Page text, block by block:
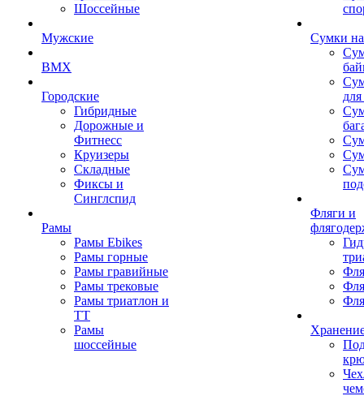
Шоссейные
Мужские
BMX
Городские
Гибридные
Дорожные и
Фитнесс
Круизеры
Складные
Фиксы и
Синглспид
Рамы
Рамы Ebikes
Рамы горные
Рамы гравийные
Рамы трековые
Рамы триатлон и
ТТ
Рамы
шоссейные
Сумки
Фляги и